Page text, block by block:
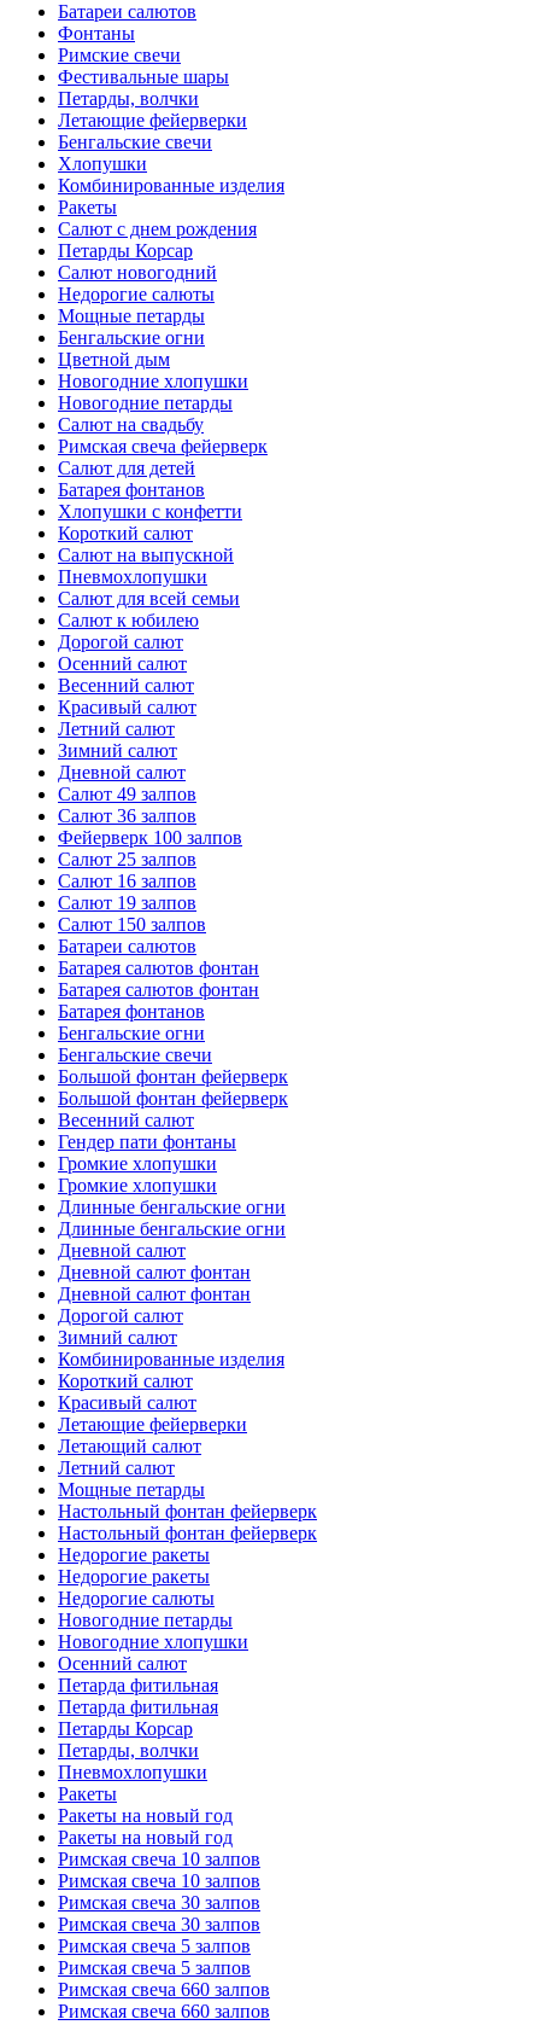
Батареи салютов
Фонтаны
Римские свечи
Фестивальные шары
Петарды, волчки
Летающие фейерверки
Бенгальские свечи
Хлопушки
Комбинированные изделия
Ракеты
Салют с днем рождения
Петарды Корсар
Салют новогодний
Недорогие салюты
Мощные петарды
Бенгальские огни
Цветной дым
Новогодние хлопушки
Новогодние петарды
Салют на свадьбу
Римская свеча фейерверк
Салют для детей
Батарея фонтанов
Хлопушки с конфетти
Короткий салют
Салют на выпускной
Пневмохлопушки
Салют для всей семьи
Салют к юбилею
Дорогой салют
Осенний салют
Весенний салют
Красивый салют
Летний салют
Зимний салют
Дневной салют
Салют 49 залпов
Салют 36 залпов
Фейерверк 100 залпов
Салют 25 залпов
Салют 16 залпов
Салют 19 залпов
Салют 150 залпов
Батареи салютов
Батарея салютов фонтан
Батарея салютов фонтан
Батарея фонтанов
Бенгальские огни
Бенгальские свечи
Большой фонтан фейерверк
Большой фонтан фейерверк
Весенний салют
Гендер пати фонтаны
Громкие хлопушки
Громкие хлопушки
Длинные бенгальские огни
Длинные бенгальские огни
Дневной салют
Дневной салют фонтан
Дневной салют фонтан
Дорогой салют
Зимний салют
Комбинированные изделия
Короткий салют
Красивый салют
Летающие фейерверки
Летающий салют
Летний салют
Мощные петарды
Настольный фонтан фейерверк
Настольный фонтан фейерверк
Недорогие ракеты
Недорогие ракеты
Недорогие салюты
Новогодние петарды
Новогодние хлопушки
Осенний салют
Петарда фитильная
Петарда фитильная
Петарды Корсар
Петарды, волчки
Пневмохлопушки
Ракеты
Ракеты на новый год
Ракеты на новый год
Римская свеча 10 залпов
Римская свеча 10 залпов
Римская свеча 30 залпов
Римская свеча 30 залпов
Римская свеча 5 залпов
Римская свеча 5 залпов
Римская свеча 660 залпов
Римская свеча 660 залпов